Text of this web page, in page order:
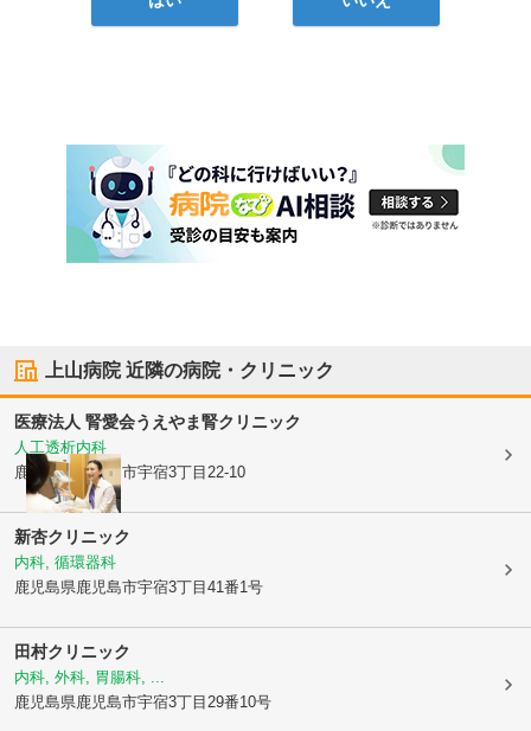
上山病院近隣の病院・クリニック
医療法人 腎愛会うえやま腎クリニック
人工透析内科
鹿児島県鹿児島市宇宿3丁目22-10
新杏クリニック
内科, 循環器科
鹿児島県鹿児島市宇宿3丁目41番1号
田村クリニック
内科, 外科, 胃腸科, ...
鹿児島県鹿児島市宇宿3丁目29番10号